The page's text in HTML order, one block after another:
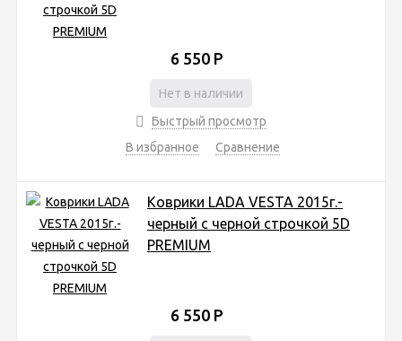
6 550 Р
Нет в наличии
Быстрый просмотр
В избранное
Сравнение
Коврики LADA VESTA 2015г.-
черный с черной строчкой 5D
PREMIUM
6 550 Р